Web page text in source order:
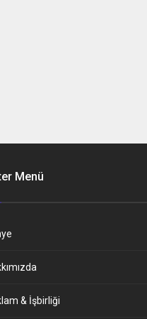
Menü
& İşbirliği